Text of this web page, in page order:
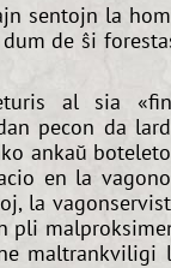
sentojn la
de ŝi
al sia
pecon da
ankaŭ
en la
la
pli
maltrankviligi